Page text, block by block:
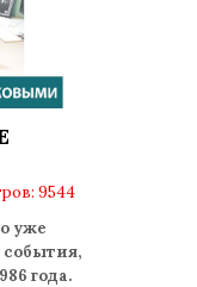
9544
уже
события,
года.